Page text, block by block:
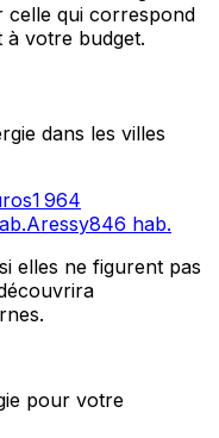
qui correspond
à votre budget.
dans les villes
1 964
Aressy846 hab.
elles ne figurent pas
pour votre